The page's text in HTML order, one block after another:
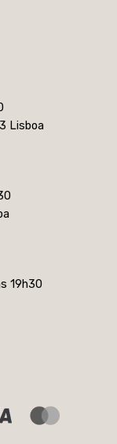
Lisboa
19h30